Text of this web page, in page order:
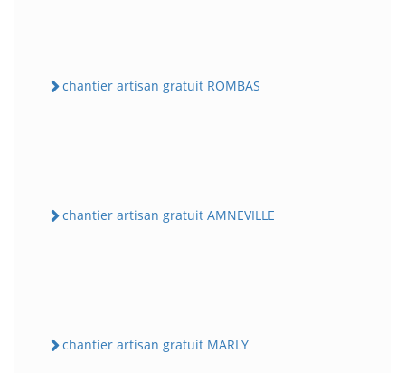
chantier artisan gratuit ROMBAS
chantier artisan gratuit AMNEVILLE
chantier artisan gratuit MARLY